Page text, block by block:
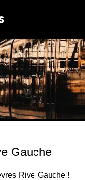
voiture
Gauche
Rive Gauche !